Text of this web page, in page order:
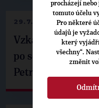
29.7.2026
Vzkaz Matěje
po setkání s
Petrem Pavlem
procházejí
tomuto účelu
Pro některé
údajů je
který
všechny“.
změnit